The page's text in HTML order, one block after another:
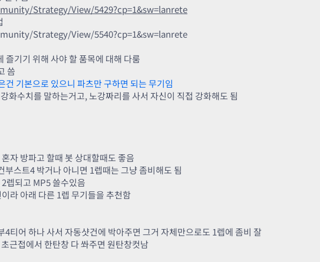
Strategy/View/5429?cp=1&sw=lanrete
Strategy/View/5540?cp=1&sw=lanrete
즐기기 위해 사야 할 품목에 대해 다룸
씀
건 기본으로 있으니 파츠만 구하면 되는 무기임
화수치를 말하는거고, 노강짜리를 사서 자신이 직접 강화해도 됨
자 방파고 할때 봇 상대할때도 좋음
스트4 박거나 아니면 1렙때는 그냥 좀비해도 됨
렙되고 MP5 쓸수있음
라 아래 다른 1렙 무기들을 추천함
4티어 하나 사서 자동샷건에 박아주면 그거 자체만으로도 1렙에 좀비 잘
근접에서 한탄창 다 쏴주면 원탄창컷남